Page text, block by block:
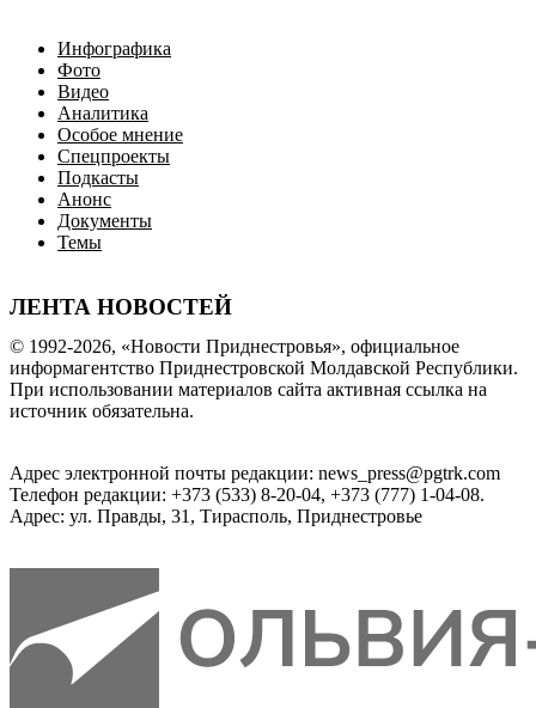
Инфографика
Фото
Видео
Аналитика
Особое мнение
Спецпроекты
Подкасты
Анонс
Документы
Темы
ЛЕНТА НОВОСТЕЙ
© 1992-2026, «Новости Приднестровья», официальное
информагентство Приднестровской Молдавской Республики.
При использовании материалов сайта активная ссылка на
источник обязательна.
Адрес электронной почты редакции: news_press@pgtrk.com
Телефон редакции: +373 (533) 8-20-04, +373 (777) 1-04-08.
Адрес: ул. Правды, 31, Тирасполь, Приднестровье